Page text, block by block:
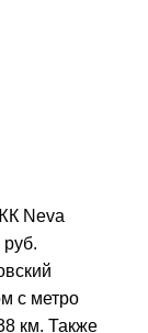
Neva
с метро
км. Также